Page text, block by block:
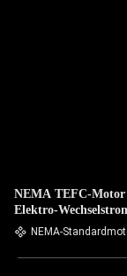
NEMA TEFC-Motor
Elektro-
NEMA-